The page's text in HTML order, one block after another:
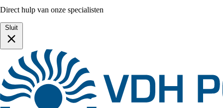
Direct hulp van onze specialisten
Sluit